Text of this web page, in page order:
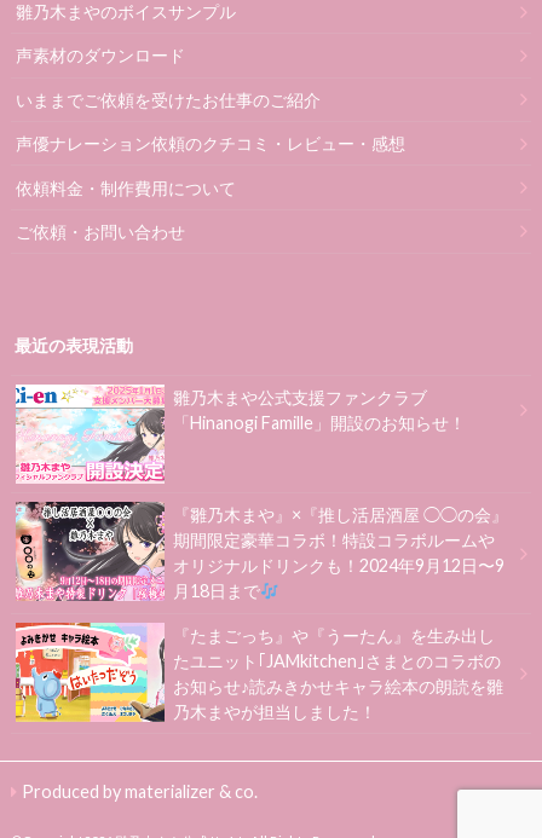
雛乃木まやのボイスサンプル
声素材のダウンロード
いままでご依頼を受けたお仕事のご紹介
声優ナレーション依頼のクチコミ・レビュー・感想
依頼料金・制作費用について
ご依頼・お問い合わせ
最近の表現活動
雛乃木まや公式支援ファンクラブ
「Hinanogi Famille」開設のお知らせ！
『雛乃木まや』×『推し活居酒屋 ◯◯の会』
期間限定豪華コラボ！特設コラボルームや
オリジナルドリンクも！2024年9月12日〜9
月18日まで
『たまごっち』や『うーたん』を生み出し
たユニット｢JAMkitchen｣さまとのコラボの
お知らせ♪読みきかせキャラ絵本の朗読を雛
乃木まやが担当しました！
Produced by materializer & co.